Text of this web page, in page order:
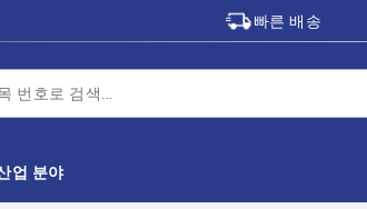
빠른 배송
업 분야